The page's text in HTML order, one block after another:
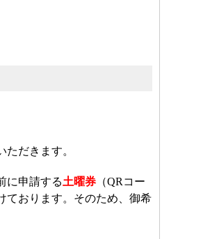
だきます。
に申請する土曜券（QRコー
ております。そのため、御希